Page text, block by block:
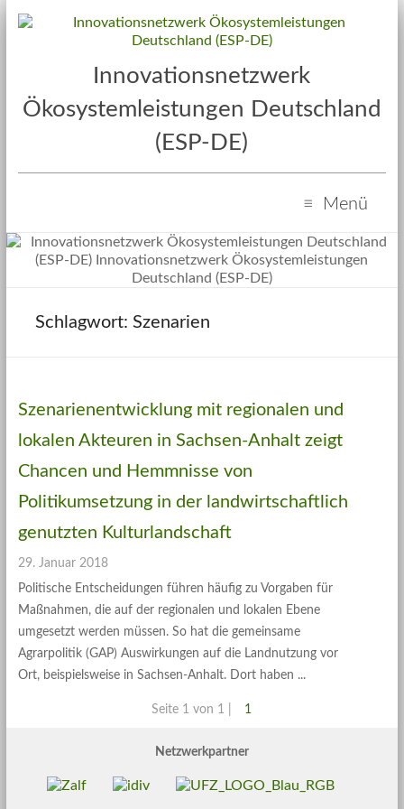
Innovationsnetzwerk
Ökosystemleistungen Deutschland
(ESP-DE)
Menü
Szenarien
Szenarienentwicklung mit regionalen und
lokalen Akteuren in Sachsen-Anhalt zeigt
Chancen und Hemmnisse von
Politikumsetzung in der landwirtschaftlich
genutzten Kulturlandschaft
29. Januar 2018
Politische Entscheidungen führen häufig zu Vorgaben für
Maßnahmen, die auf der regionalen und lokalen Ebene
umgesetzt werden müssen. So hat die gemeinsame
Agrarpolitik (GAP) Auswirkungen auf die Landnutzung vor
Ort, beispielsweise in Sachsen-Anhalt. Dort haben
Seite 1 von 1 | 1
Netzwerkpartner